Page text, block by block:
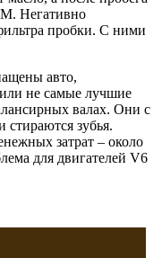
Негативно
пробки. С ними
авто,
не самые лучшие
валах. Они с
зубья.
затрат – около
для двигателей V6